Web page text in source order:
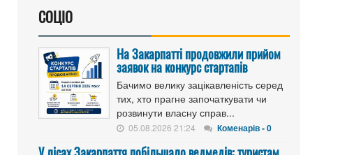
СОЦІО
На Закарпатті продовжили прийом
заявок на конкурс стартапів
Бачимо велику зацікавленість серед
тих, хто прагне започаткувати чи
розвинути власну справ...
05.08.2026 21:24 Коменарів - 0